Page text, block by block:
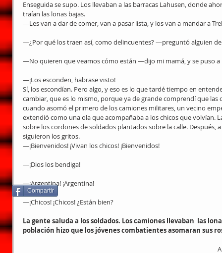
Enseguida se supo. Los llevaban a las barracas Lahusen, donde
traían las lonas bajas.
—Les van a dar de comer, van a pasar lista, y los van a mandar a
—¿Por qué los traen así, como delincuentes? —preguntó alguien
—No quieren que veamos cómo están —dijo mi mamá, y se puso a
—¡Los esconden, habrase visto!
Sí, los escondían. Pero algo, y eso es lo que tardé tiempo en
cambiar, que es lo mismo, porque ya de grande comprendí que las
cuando asomó el primero de los camiones militares, un vecino
extendió como una ola que acompañaba a los chicos que volvían.
sobre los cordones de soldados plantados sobre la calle. Después,
siguieron los gritos.
—¡Bienvenidos! ¡Vivan los chicos! ¡Bienvenidos!
—¡Dios los bendiga!
—¡Argentina! ¡Argentina!
—¡Chicos! ¡Chicos! ¿Están bien?
La gente saluda a los soldados. Los camiones llevaban  las
población hizo que los jóvenes combatientes asomaran sus
Compartir